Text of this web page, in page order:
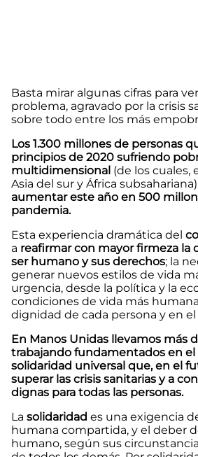
Basta mirar algunas cifras para
problema, agravado por la crisis
sobre todo entre los más
Los 1.300 millones de personas
principios de 2020 sufriendo
multidimensional (de los cuales,
Asia del sur y África
aumentar este año en 500
pandemia.
Esta experiencia dramática del
a reafirmar con mayor firmeza la
ser humano y sus derechos; la
generar nuevos estilos de vida
urgencia, desde la política y la
condiciones de vida más
dignidad de cada persona y en
En Manos Unidas llevamos más
trabajando fundamentados en el
solidaridad universal que, en el
superar las crisis sanitarias y a
dignas para todas las personas.
La solidaridad es una exigencia
humana compartida, y el deber
humano, según sus